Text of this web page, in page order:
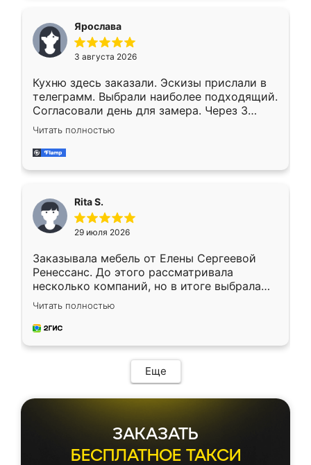
Ярослава
3 августа 2026
Кухню здесь заказали. Эскизы прислали в
телеграмм. Выбрали наиболее подходящий.
Согласовали день для замера. Через 3
недели кухня была уже готова. Остались
довольны работой. Спасибо Ренессанс
мебель за качественную работу!
Читать полностью
Rita S.
29 июля 2026
Заказывала мебель от Елены Сергеевой
Ренессанс. До этого рассматривала
несколько компаний, но в итоге выбрала
эту. Сначала обговорили условия, потом
приехал замерщик, всё спокойно объяснил
и снял размеры. Изготовили в срок, с
мебель сразу встала на свое место без
каких-либо доработок. Качеством осталась
довольна, все выглядит так, как и ожидала.
Читать полностью
Еще
ЗАКАЗАТЬ
БЕСПЛАТНОЕ ТАКСИ